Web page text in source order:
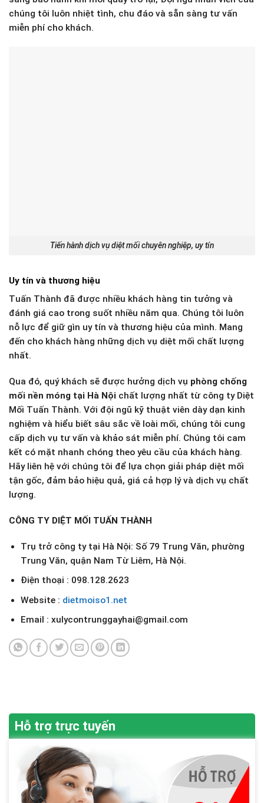
chúng tôi luôn nhiệt tình, chu đáo và sẵn sàng tư vấn
miễn phí cho khách.
Tiến hành dịch vụ diệt mối chuyên nghiệp, uy tín
Uy tín và thương hiệu
Tuấn Thành đã được nhiều khách hàng tin tưởng và
đánh giá cao trong suốt nhiều năm qua. Chúng tôi luôn
nỗ lực để giữ gìn uy tín và thương hiệu của mình. Mang
đến cho khách hàng những dịch vụ diệt mối chất lượng
nhất.
Qua đó, quý khách sẽ được hưởng dịch vụ phòng chống
mối nền móng tại Hà Nội chất lượng nhất từ công ty Diệt
Mối Tuấn Thành. Với đội ngũ kỹ thuật viên dày dạn kinh
nghiệm và hiểu biết sâu sắc về loài mối, chúng tôi cung
cấp dịch vụ tư vấn và khảo sát miễn phí. Chúng tôi cam
kết có mặt nhanh chóng theo yêu cầu của khách hàng.
Hãy liên hệ với chúng tôi để lựa chọn giải pháp diệt mối
tận gốc, đảm bảo hiệu quả, giá cả hợp lý và dịch vụ chất
lượng.
CÔNG TY DIỆT MỐI TUẤN THÀNH
Trụ trở công ty tại Hà Nội: Số 79 Trung Văn, phường
Trung Văn, quận Nam Từ Liêm, Hà Nội.
Điện thoại : 098.128.2623
Website : dietmoiso1.net
Email : xulycontrunggayhai@gmail.com
Hỗ trợ trực tuyến